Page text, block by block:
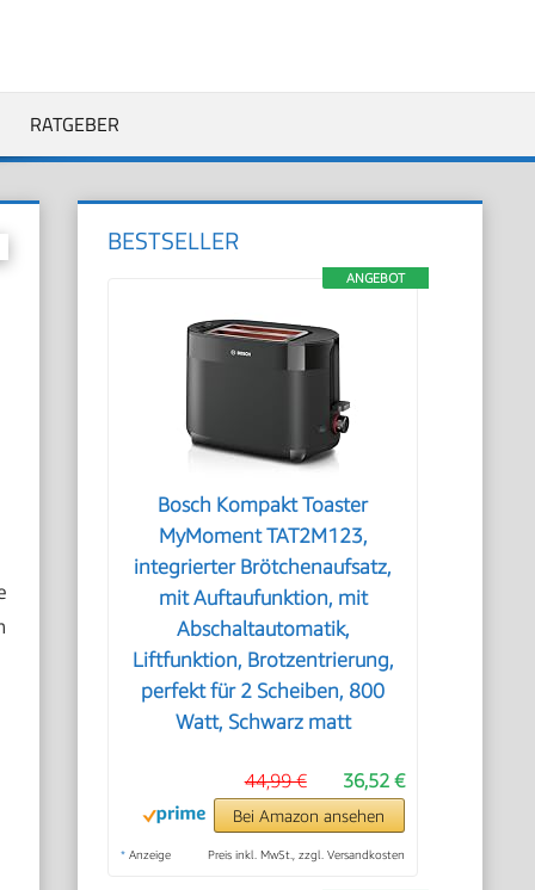
RATGEBER
BESTSELLER
ANGEBOT
Bosch Kompakt Toaster
MyMoment TAT2M123,
integrierter Brötchenaufsatz,
mit Auftaufunktion, mit
Abschaltautomatik,
Liftfunktion, Brotzentrierung,
perfekt für 2 Scheiben, 800
Watt, Schwarz matt
36,52 €
44,99 €
Bei Amazon ansehen
* Anzeige Preis inkl. MwSt., zzgl. Versandkosten